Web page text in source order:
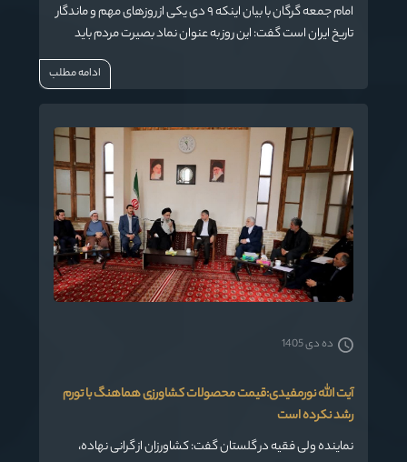
امام جمعه گرگان با بیان اینکه ۹ دی یکی از روزهای مهم و ماندگار
تاریخ ایران است گفت: این روز به عنوان نماد بصیرت مردم باید
ادامه مطلب
آیت الله نورمفیدی:قیمت محصولات کشاورزی هماهنگ با تورم
رشد نکرده است
نماینده ولی فقیه در گلستان گفت: کشاورزان از گرانی نهاده،
ده دی 1405